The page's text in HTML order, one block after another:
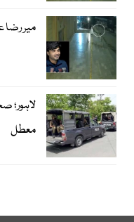
میر رضا
معطل